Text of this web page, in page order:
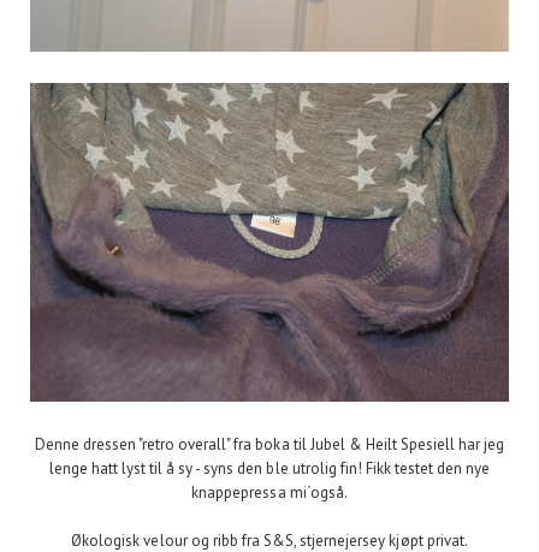
Denne dressen "retro overall" fra boka til Jubel & Heilt Spesiell har jeg
lenge hatt lyst til å sy - syns den ble utrolig fin! Fikk testet den nye
knappepressa mi´også.
Økologisk velour og ribb fra S&S, stjernejersey kjøpt privat.